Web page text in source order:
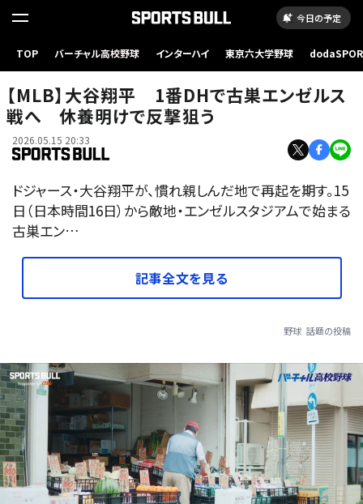
今日の予定
TOP バーチャル高校野球 インターハイ 東京六大学野球
【MLB】大谷翔平 1番DHで古巣エンゼルス
戦へ 休養明けで反撃狙う
2026.05.15 20:33
ドジャース・大谷翔平が、慣れ親しんだ地で再起を期す。15
日（日本時間16日）から敵地・エンゼルスタジアムで始まる
古巣エン…
記事全文を見る
野球 話題の投稿